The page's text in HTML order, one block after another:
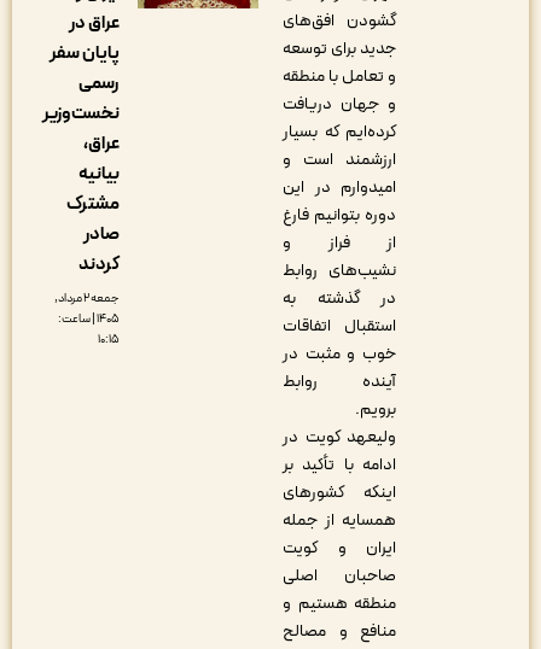
گشودن افق‌های
جدید برای توسعه
و تعامل با منطقه
و جهان دریافت
کرده‌ایم که بسیار
ارزشمند است و
امیدوارم در این
دوره بتوانیم فارغ
از فراز و
نشیب‌های روابط
در گذشته به
استقبال اتفاقات
خوب و مثبت در
آینده روابط
ولیعهد کویت در
ادامه با تأکید بر
اینکه کشورهای
همسایه از جمله
ایران و کویت
صاحبان اصلی
منطقه هستیم و
منافع و مصالح
پایان سفر
نخست‌وزیر
جمعه ۲ مرداد,
۱۴۰۵ | ساعت: